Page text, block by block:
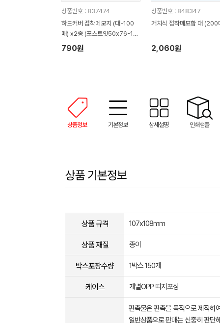
상품번호 : 837474
하드커버 점착메모지 (대-100
매) x2종 (포스트잇50x76-10
0매2종)
790원
상품번호 : 848347
거치식 점착메모함 대 (200
2,060원
상품정보 기본정보 상세설명 인쇄샘플
상품 기본정보
상품 규격 107x108mm
상품 재질 종이
박스포장수량 1박스 150개
케이스 개별OPP 띠지포장
판촉물은 판촉을 목적으로 제작하
일반상품으로 판매는 신중히 판단